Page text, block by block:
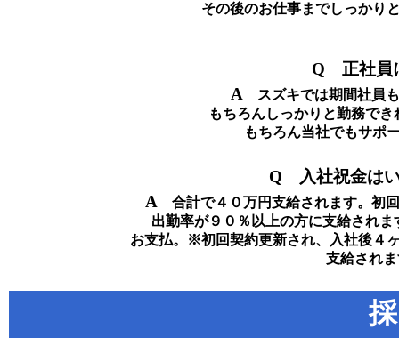
その後のお仕事までしっかり
Q 正社員
A スズキでは期間社員
もちろんしっかりと勤務で
もちろん当社でもサポ
Q 入社祝金は
A 合計で４０万円支給されます。初
出勤率が９０％以上の方に支給され
お支払。※初回契約更新され、入社後４
支給され